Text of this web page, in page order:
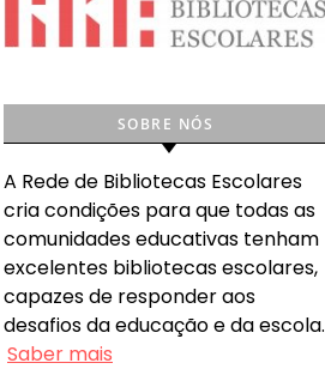
SOBRE NÓS
A Rede de Bibliotecas Escolares
cria condições para que todas as
comunidades educativas tenham
excelentes bibliotecas escolares,
capazes de responder aos
desafios da educação e da escola.
Saber mais